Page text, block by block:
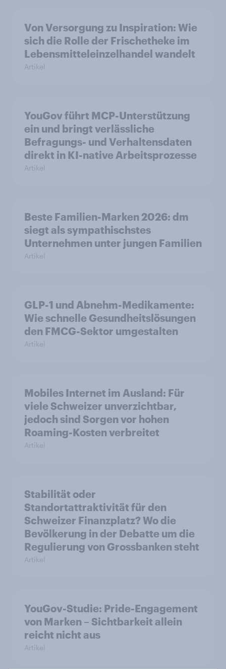
Von Versorgung zu Inspiration: Wie
sich die Rolle der Frischetheke im
Lebensmitteleinzelhandel wandelt
Artikel
YouGov führt MCP-Unterstützung
ein und bringt verlässliche
Befragungs- und Verhaltensdaten
direkt in KI-native Arbeitsprozesse
Artikel
Beste Familien-Marken 2026: dm
siegt als sympathischstes
Unternehmen unter jungen Familien
Artikel
GLP-1 und Abnehm-Medikamente:
Wie schnelle Gesundheitslösungen
den FMCG-Sektor umgestalten
Artikel
Mobiles Internet im Ausland: Für
viele Schweizer unverzichtbar,
jedoch sind Sorgen vor hohen
Roaming-Kosten verbreitet
Artikel
Stabilität oder
Standortattraktivität für den
Schweizer Finanzplatz? Wo die
Bevölkerung in der Debatte um die
Regulierung von Grossbanken steht
Artikel
YouGov-Studie: Pride-Engagement
von Marken – Sichtbarkeit allein
reicht nicht aus
Artikel